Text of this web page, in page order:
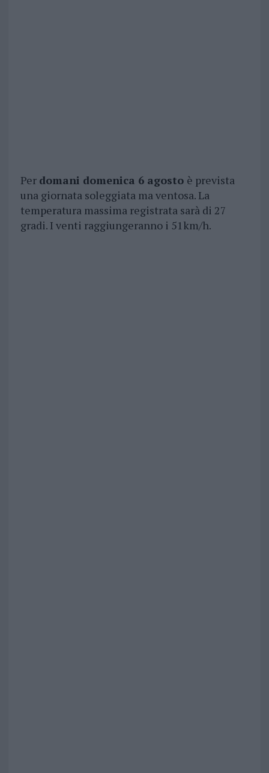
Per domani domenica 6 agosto è prevista
una giornata soleggiata ma ventosa. La
temperatura massima registrata sarà di 27
gradi. I venti raggiungeranno i 51km/h.